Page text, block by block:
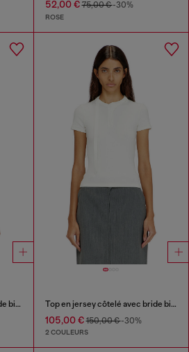
52,00 €75,00 €-30%
ROSE
Top en jersey côtelé avec bride biker au cou Top en jersey côtelé avec bride biker au cou
105,00 €150,00 €-30%
2 COULEURS